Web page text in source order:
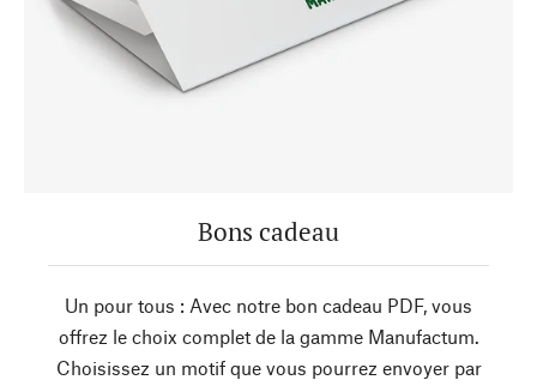
Bons cadeau
Un pour tous : Avec notre bon cadeau PDF, vous
offrez le choix complet de la gamme Manufactum.
Choisissez un motif que vous pourrez envoyer par